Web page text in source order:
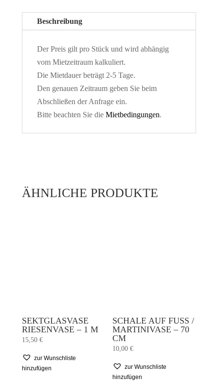
Beschreibung
Der Preis gilt pro Stück und wird abhängig
vom Mietzeitraum kalkuliert.
Die Mietdauer beträgt 2-5 Tage.
Den genauen Zeitraum geben Sie beim
Abschließen der Anfrage ein.
Bitte beachten Sie die Mietbedingungen.
ÄHNLICHE PRODUKTE
SEKTGLASVASE
RIESENVASE – 1 M
15,50 €
zur Wunschliste
hinzufügen
SCHALE AUF FUSS / M
ARTINIVASE – 70 C
M
10,00€
zur Wunschliste
hinzufügen